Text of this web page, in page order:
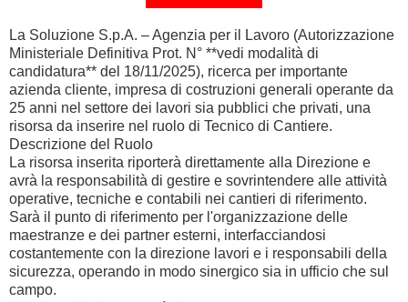
La Soluzione S.p.A. – Agenzia per il Lavoro (Autorizzazione
Ministeriale Definitiva Prot. N° **vedi modalità di
candidatura** del 18/11/2025), ricerca per importante
azienda cliente, impresa di costruzioni generali operante da
25 anni nel settore dei lavori sia pubblici che privati, una
risorsa da inserire nel ruolo di Tecnico di Cantiere.
Descrizione del Ruolo
La risorsa inserita riporterà direttamente alla Direzione e
avrà la responsabilità di gestire e sovrintendere alle attività
operative, tecniche e contabili nei cantieri di riferimento.
Sarà il punto di riferimento per l'organizzazione delle
maestranze e dei partner esterni, interfacciandosi
costantemente con la direzione lavori e i responsabili della
sicurezza, operando in modo sinergico sia in ufficio che sul
campo.